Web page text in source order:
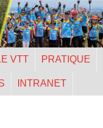
VTT PRATIQUE
INTRANET